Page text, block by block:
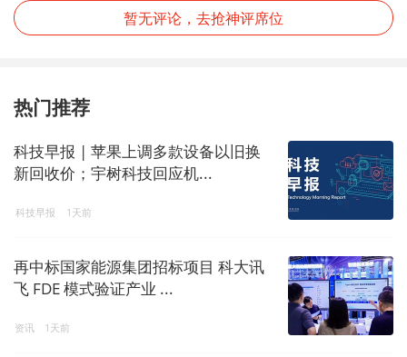
暂无评论，去抢神评席位
热门推荐
科技早报 | 苹果上调多款设备以旧换
新回收价；宇树科技回应机...
科技早报 1天前
再中标国家能源集团招标项目 科大讯
飞 FDE 模式验证产业 ...
资讯 1天前